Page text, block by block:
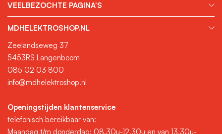
VEELBEZOCHTE PAGINA'S
MDHELEKTROSHOP.NL
Zeelandseweg 37
5453RS Langenboom
085 02 03 800
info@mdhelektroshop.nl
Openingstijden klantenservice
telefonisch bereikbaar van:
Maandag t/m donderdag: 08.30u-12.30u en van 13.30u-